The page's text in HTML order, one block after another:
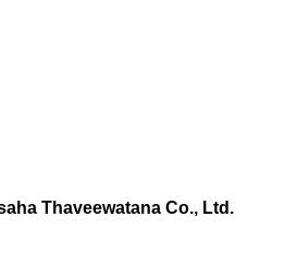
Thaveewatana Co., Ltd.